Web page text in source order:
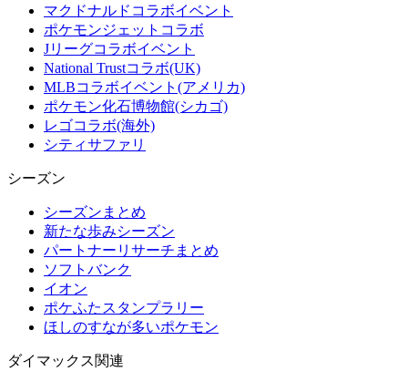
マクドナルドコラボイベント
ポケモンジェットコラボ
Jリーグコラボイベント
National Trustコラボ(UK)
MLBコラボイベント(アメリカ)
ポケモン化石博物館(シカゴ)
レゴコラボ(海外)
シティサファリ
シーズン
シーズンまとめ
新たな歩みシーズン
パートナーリサーチまとめ
ソフトバンク
イオン
ポケふたスタンプラリー
ほしのすなが多いポケモン
ダイマックス関連